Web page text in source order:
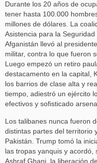
Durante los 20 años de
tener hasta 100.000
millones de dólares. La
Asistencia para la
Afganistán llevó al
militar, contra lo que fueron
Luego empezó un retiro
destacamento en la capital,
los barrios de clase alta y
tiempo, adiestró un ejército
efectivos y sofisticado
Los talibanes nunca fueron
distintas partes del territorio
Pakistán. Trump tomó la
las tropas yanquis y
Ashraf Ghani, la liberación